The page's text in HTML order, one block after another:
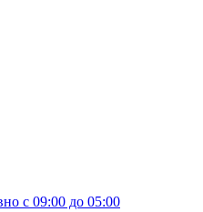
с 09:00 до 05:00